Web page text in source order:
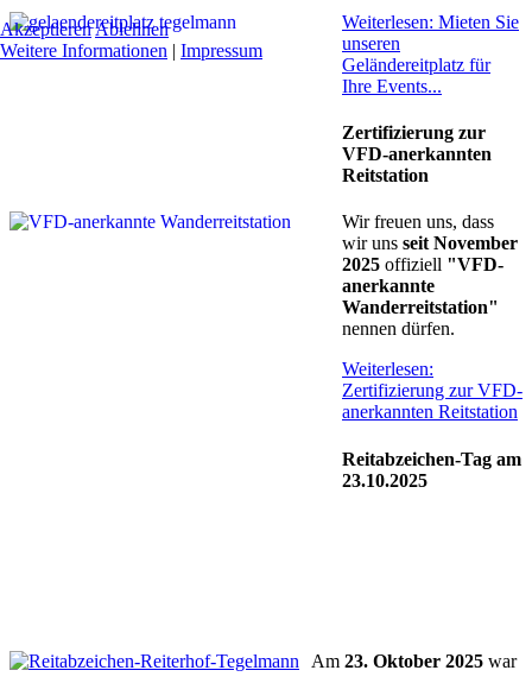
Weiterlesen: Mieten Sie
unseren
Geländereitplatz für
Ihre Events...
Zertifizierung zur
VFD-anerkannten
Reitstation
Wir freuen uns, dass
wir uns seit November
2025 offiziell "VFD-
anerkannte
Wanderreitstation"
nennen dürfen.
Weiterlesen:
Zertifizierung zur VFD-
anerkannten Reitstation
Reitabzeichen-Tag am
23.10.2025
Am 23. Oktober 2025 war
AkzeptierenAblehnen
Weitere Informationen | Impressum